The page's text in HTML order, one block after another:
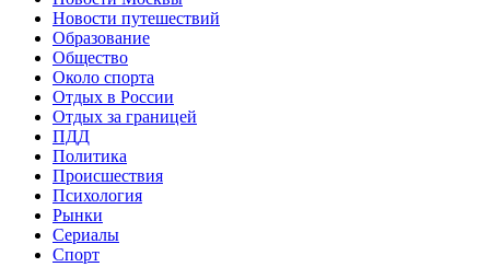
Новости путешествий
Образование
Общество
Около спорта
Отдых в России
Отдых за границей
ПДД
Политика
Происшествия
Психология
Рынки
Сериалы
Спорт